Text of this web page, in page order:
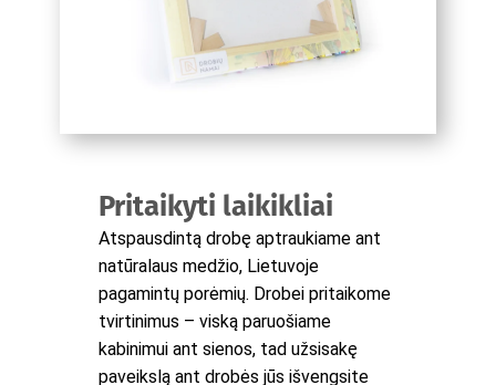
Pritaikyti laikikliai
Atspausdintą drobę aptraukiame ant
natūralaus medžio, Lietuvoje
pagamintų porėmių. Drobei pritaikome
tvirtinimus – viską paruošiame
kabinimui ant sienos, tad užsisakę
paveikslą ant drobės jūs išvengsite